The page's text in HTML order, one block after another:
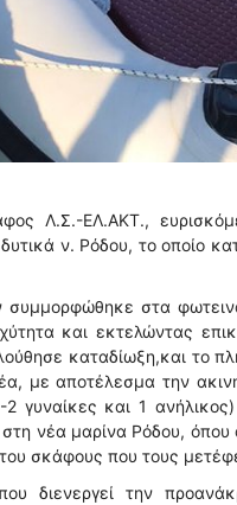
Λ.Σ.-ΕΛ.ΑΚΤ.,
ν. Ρόδου, το οποίο
στα
και εκτελώντας
καταδίωξη,και
με αποτέλεσμα την
2 γυναίκες και 1
νέα μαρίνα Ρόδου,
σκάφους που τους
διενεργεί την